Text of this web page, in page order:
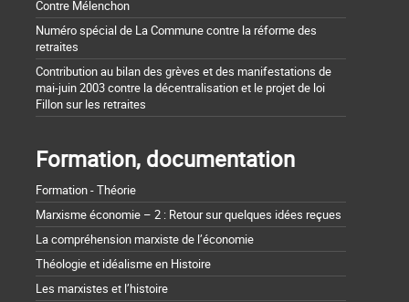
Contre Mélenchon
Numéro spécial de La Commune contre la réforme des
retraites
Contribution au bilan des grèves et des manifestations de
mai-juin 2003 contre la décentralisation et le projet de loi
Fillon sur les retraites
Formation, documentation
Formation - Théorie
Marxisme économie – 2 : Retour sur quelques idées reçues
La compréhension marxiste de l’économie
Théologie et idéalisme en Histoire
Les marxistes et l’histoire